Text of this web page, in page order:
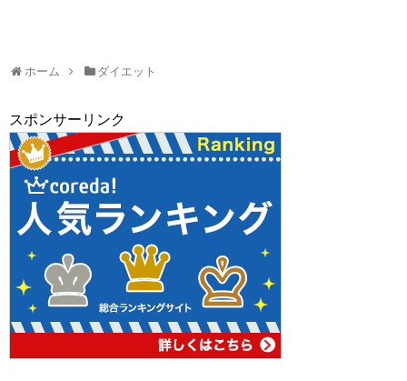
ホーム ダイエット
スポンサーリンク